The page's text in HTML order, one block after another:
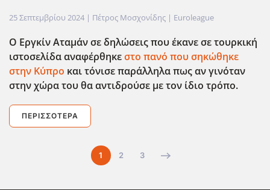
25 Σεπτεμβρίου 2024 | Πέτρος Μοσχονίδης | Euroleague
Ο Εργκίν Αταμάν σε δηλώσεις που έκανε σε τουρκική
ιστοσελίδα αναφέρθηκεστο πανό που σηκώθηκε
στην Κύπρο και τόνισε παράλληλα πως αν γινόταν
στην χώρα του θα αντιδρούσε με τον ίδιο τρόπο.
ΠΕΡΙΣΣΌΤΕΡΑ
1 2 3